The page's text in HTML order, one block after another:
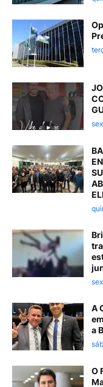
A
a
O